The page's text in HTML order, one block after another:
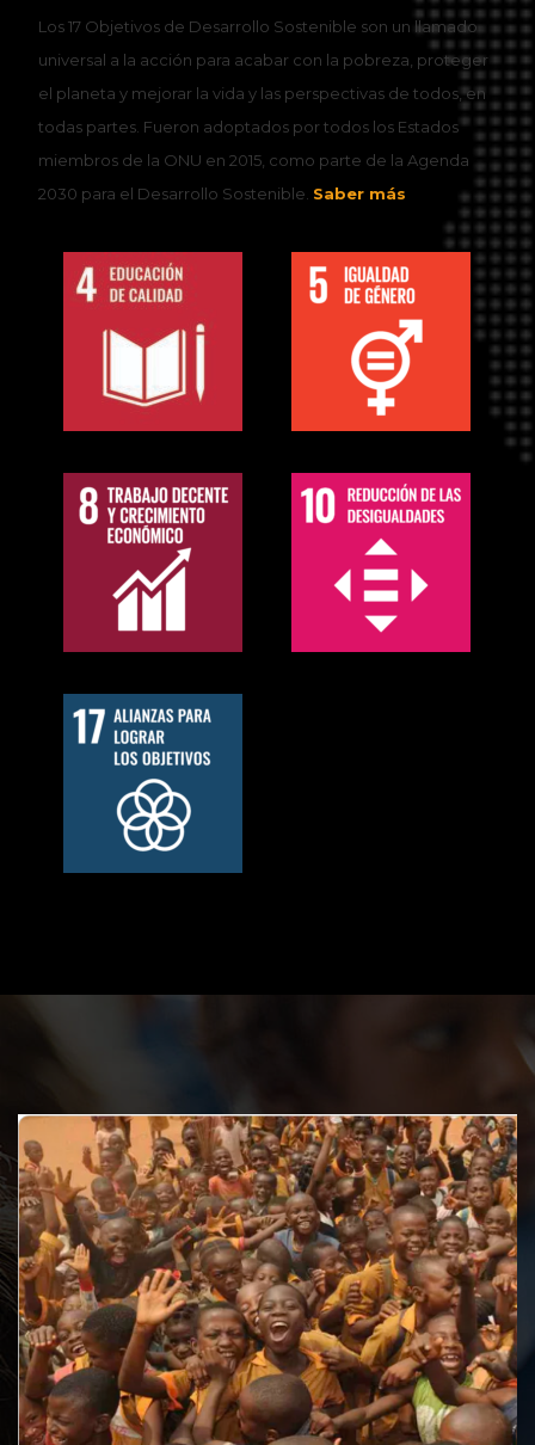
Los 17 Objetivos de Desarrollo Sostenible son un llamado
universal a la acción para acabar con la pobreza, proteger
el planeta y mejorar la vida y las perspectivas de todos, en
todas partes. Fueron adoptados por todos los Estados
miembros de la ONU en 2015, como parte de la Agenda
2030 para el Desarrollo Sostenible. Saber más